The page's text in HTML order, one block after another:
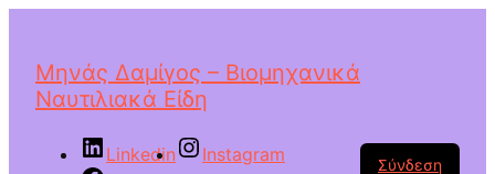
Μηνάς Δαμίγος – Βιομηχανικά
Ναυτιλιακά Είδη
Linkedin
Instagram
Σύνδεση